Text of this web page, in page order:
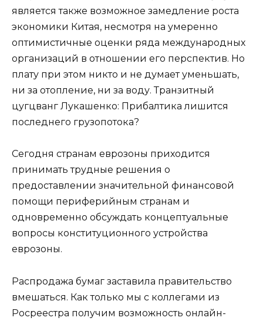
является также возможное замедление роста
экономики Китая, несмотря на умеренно
оптимистичные оценки ряда международных
организаций в отношении его перспектив. Но
плату при этом никто и не думает уменьшать,
ни за отопление, ни за воду. Транзитный
цугцванг Лукашенко: Прибалтика лишится
последнего грузопотока?
Сегодня странам еврозоны приходится
принимать трудные решения о
предоставлении значительной финансовой
помощи периферийным странам и
одновременно обсуждать концептуальные
вопросы конституционного устройства
еврозоны.
Распродажа бумаг заставила правительство
вмешаться. Как только мы с коллегами из
Росреестра получим возможность онлайн-